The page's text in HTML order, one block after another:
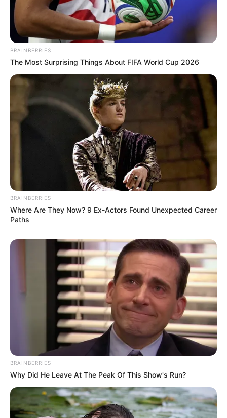
BRAINBERRIES
The Most Surprising Things About FIFA World Cup 2026
BRAINBERRIES
Where Are They Now? 9 Ex-Actors Found Unexpected Career
Paths
BRAINBERRIES
Why Did He Leave At The Peak Of This Show's Run?